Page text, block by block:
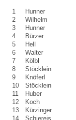
1 Hunner
2
Wilhelm
3
Hunner
4
Bürzer
5
Hell
6
Walter
7
Kölbl
8
Stöcklein
9
Knöferl
10
Stöcklein
11
Huber
12
Koch
13
Kürzinger
14
Schiereis